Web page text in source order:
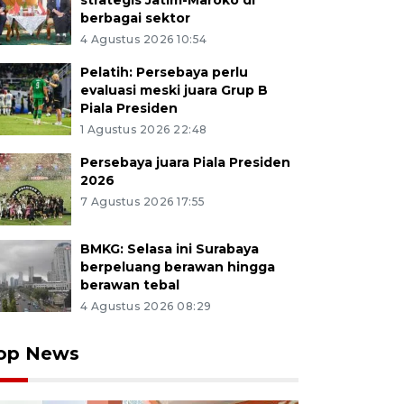
berbagai sektor
4 Agustus 2026 10:54
Pelatih: Persebaya perlu
evaluasi meski juara Grup B
Piala Presiden
1 Agustus 2026 22:48
Persebaya juara Piala Presiden
2026
7 Agustus 2026 17:55
BMKG: Selasa ini Surabaya
berpeluang berawan hingga
berawan tebal
4 Agustus 2026 08:29
News